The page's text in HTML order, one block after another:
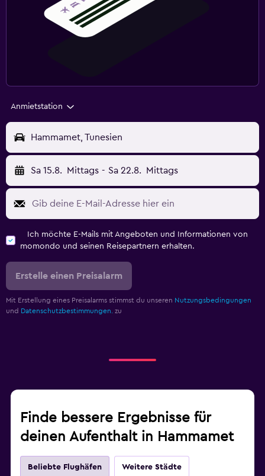
Anmietstation
Hammamet, Tunesien
Sa 15.8. Mittags - Sa 22.8. Mittags
Ich möchte E-Mails mit Angeboten und Informationen von
momondo und seinen Reisepartnern erhalten.
Erstelle einen Preisalarm
Mit Erstellung eines Preisalarms stimmst du unseren Nutzungsbedingungen
und Datenschutzbestimmungen. zu
Finde bessere Ergebnisse für
deinen Aufenthalt in Hammamet
Beliebte Flughäfen Weitere Städte